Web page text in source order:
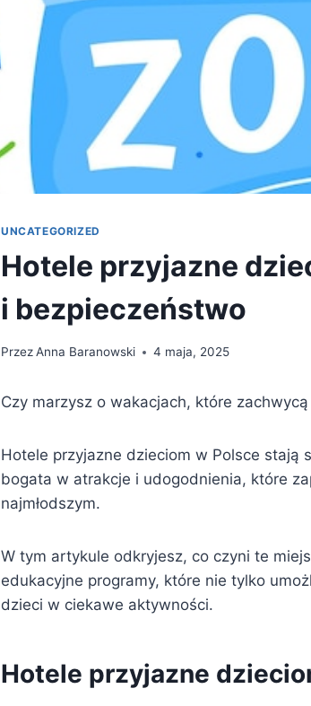
UNCATEGORIZED
Hotele przyjazne
i bezpieczeństwo
PrzezAnna Baranowski 4 maja, 2025
Czy marzysz o wakacjach, które
Hotele przyjazne dzieciom w Polsce
bogata w atrakcje i udogodnienia, które
najmłodszym.
W tym artykule odkryjesz, co czyni te
edukacyjne programy, które nie tylko
dzieci w ciekawe aktywności.
Hotele przyjazne